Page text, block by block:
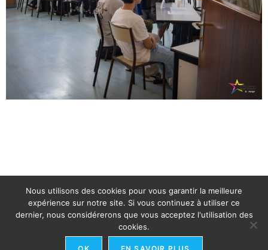
Nous utilisons des cookies pour vous garantir la meilleure
expérience sur notre site. Si vous continuez à utiliser ce
dernier, nous considérerons que vous acceptez l'utilisation des
cookies.